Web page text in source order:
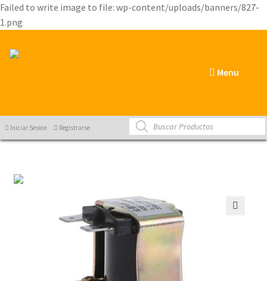
Failed to write image to file: wp-content/uploads/banners/827-
1.png
Menu
Products
search
Iniciar Sesion Registrarse